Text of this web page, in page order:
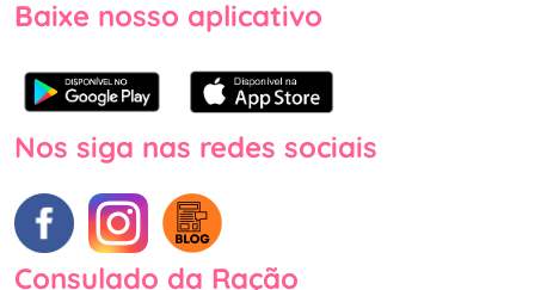
Baixe nosso aplicativo
Nos siga nas redes sociais
Consulado da Ração